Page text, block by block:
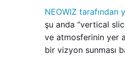
NEOWIZ tarafından
şu anda “vertical
ve atmosferinin yer
bir vizyon sunması